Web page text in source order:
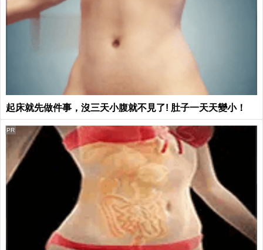
起床就先做件事，沒三天小腹就不見了! 肚子一天天變小！
PR